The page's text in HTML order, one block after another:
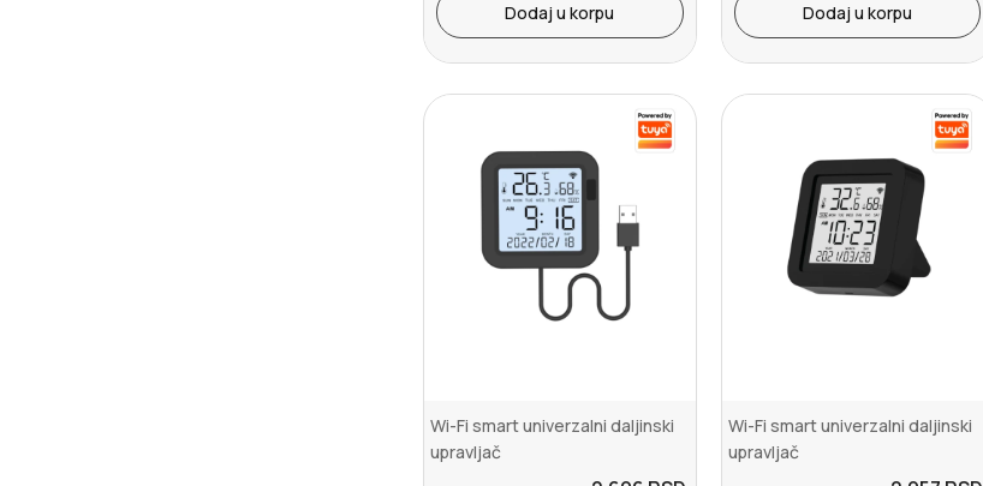
Dodaj u korpu Dodaj u korpu
Wi-Fi smart univerzalni daljinski
upravljač
Wi-Fi smart univerzalni daljinski
upravljač